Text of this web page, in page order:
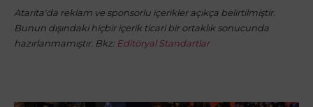
Atarita'da reklam ve sponsorlu içerikler açıkça belirtilmiştir.
Bunun dışındaki hiçbir içerik ticari bir ortaklık sonucunda
hazırlanmamıştır. Bkz: Editöryal Standartlar